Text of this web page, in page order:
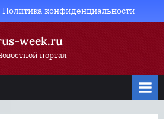
Политика конфиденциальности
week.ru
портал